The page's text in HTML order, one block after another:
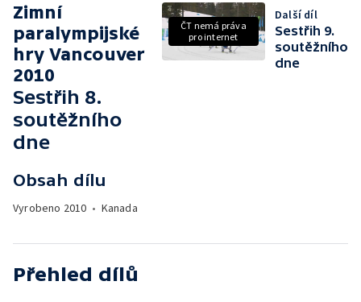
Zimní
paralympijské
hry Vancouver
2010
Sestřih 8.
soutěžního
dne
Obsah dílu
Vyrobeno 2010 • Kanada
ČT nemá práva
pro internet
Další díl
Sestřih 9.
soutěžního
dne
Přehled dílů